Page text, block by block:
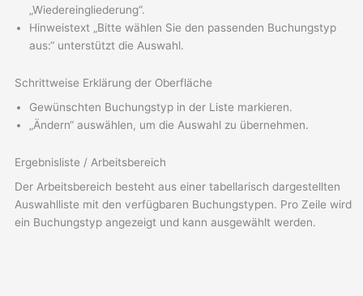
„Wiedereingliederung“.
Hinweistext „Bitte wählen Sie den passenden Buchungstyp
aus:“ unterstützt die Auswahl.
Schrittweise Erklärung der Oberfläche
Gewünschten Buchungstyp in der Liste markieren.
„Ändern“ auswählen, um die Auswahl zu übernehmen.
Ergebnisliste / Arbeitsbereich
Der Arbeitsbereich besteht aus einer tabellarisch dargestellten
Auswahlliste mit den verfügbaren Buchungstypen. Pro Zeile wird
ein Buchungstyp angezeigt und kann ausgewählt werden.